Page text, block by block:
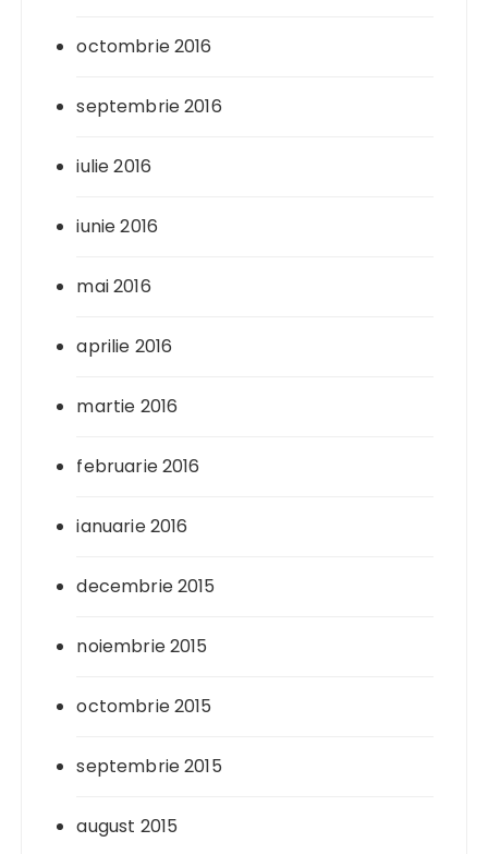
octombrie 2016
septembrie 2016
iulie 2016
iunie 2016
mai 2016
aprilie 2016
martie 2016
februarie 2016
ianuarie 2016
decembrie 2015
noiembrie 2015
octombrie 2015
septembrie 2015
august 2015